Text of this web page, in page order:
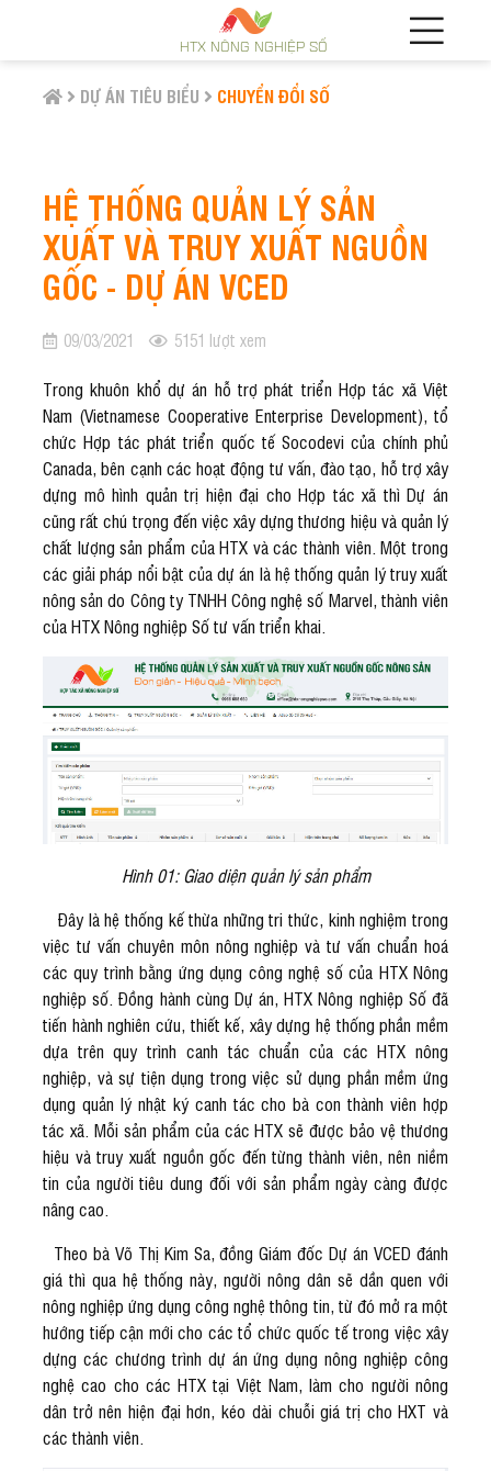
HTX NÔNG NGHIỆP SỐ
DỰ ÁN TIÊU BIỂU CHUYỂN ĐỔI SỐ
HỆ THỐNG QUẢN LÝ SẢN
XUẤT VÀ TRUY XUẤT NGUỒN
GỐC - DỰ ÁN VCED
09/03/2021 5151 lượt xem
Trong khuôn khổ dự án hỗ trợ phát triển Hợp tác xã Việt
Nam (Vietnamese Cooperative Enterprise Development), tổ
chức Hợp tác phát triển quốc tế Socodevi của chính phủ
Canada, bên cạnh các hoạt động tư vấn, đào tạo, hỗ trợ xây
dựng mô hình quản trị hiện đại cho Hợp tác xã thì Dự án
cũng rất chú trọng đến việc xây dựng thương hiệu và quản lý
chất lượng sản phẩm của HTX và các thành viên. Một trong
các giải pháp nổi bật của dự án là hệ thống quản lý truy xuất
nông sản do Công ty TNHH Công nghệ số Marvel, thành viên
của HTX Nông nghiệp Số tư vấn triển khai.
Hình 01: Giao diện quản lý sản phẩm
Đây là hệ thống kế thừa những tri thức, kinh nghiệm trong
việc tư vấn chuyên môn nông nghiệp và tư vấn chuẩn hoá
các quy trình bằng ứng dụng công nghệ số của HTX Nông
nghiệp số. Đồng hành cùng Dự án, HTX Nông nghiệp Số đã
tiến hành nghiên cứu, thiết kế, xây dựng hệ thống phần mềm
dựa trên quy trình canh tác chuẩn của các HTX nông
nghiệp, và sự tiện dụng trong việc sử dụng phần mềm ứng
dụng quản lý nhật ký canh tác cho bà con thành viên hợp
tác xã. Mỗi sản phẩm của các HTX sẽ được bảo vệ thương
hiệu và truy xuất nguồn gốc đến từng thành viên, nên niềm
tin của người tiêu dung đối với sản phẩm ngày càng được
nâng cao.
Theo bà Võ Thị Kim Sa, đồng Giám đốc Dự án VCED đánh
giá thì qua hệ thống này, người nông dân sẽ dần quen với
nông nghiệp ứng dụng công nghệ thông tin, từ đó mở ra một
hướng tiếp cận mới cho các tổ chức quốc tế trong việc xây
dựng các chương trình dự án ứng dụng nông nghiệp công
nghệ cao cho các HTX tại Việt Nam, làm cho người nông
dân trở nên hiện đại hơn, kéo dài chuỗi giá trị cho HXT và
các thành viên.